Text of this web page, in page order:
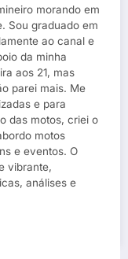
morando em
Sou graduado em
ao canal e
da minha
aos 21, mas
parei mais. Me
e para
das motos, criei o
motos
e eventos. O
vibrante,
análises e